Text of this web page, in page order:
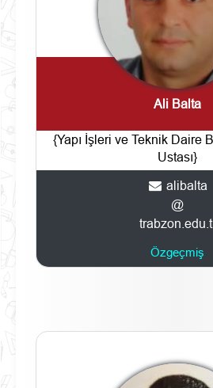
Ali Balta
{Yapı İşleri ve Teknik Daire
Ustası}
alibalta
@
Özgeçmiş